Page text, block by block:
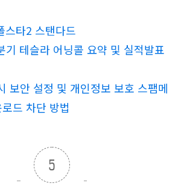
스타2 스탠다드
기 테슬라 어닝콜 요약 및 실적발표
보안 설정 및 개인정보 보호 스팸메
드 차단 방법
5